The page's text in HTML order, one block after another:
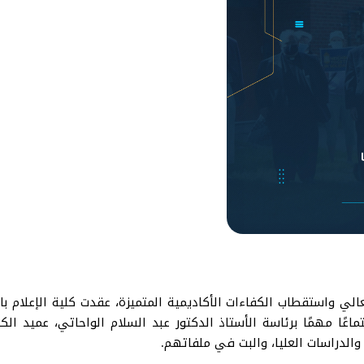
واستقطاب الكفاءات الأكاديمية المتميزة، عقدت كلية الإعلام
الاثنين الموافق 19 أيار مايو 2025 اجتماعًا مهمًا برئاسة الأستاذ الدكتور عبد
العليا، والبت في ملفاتهم.